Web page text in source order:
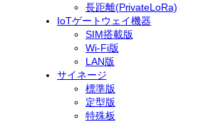
長距離(PrivateLoRa)
IoTゲートウェイ機器
SIM搭載版
Wi-Fi版
LAN版
サイネージ
標準版
定型版
特殊板